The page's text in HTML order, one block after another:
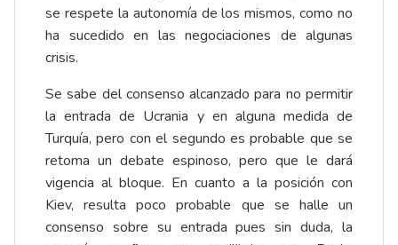
se respete la autonomía de los mismos, como no
ha sucedido en las negociaciones de algunas
crisis.
Se sabe del consenso alcanzado para no permitir
la entrada de Ucrania y en alguna medida de
Turquía, pero con el segundo es probable que se
retoma un debate espinoso, pero que le dará
vigencia al bloque. En cuanto a la posición con
Kiev, resulta poco probable que se halle un
consenso sobre su entrada pues sin duda, la